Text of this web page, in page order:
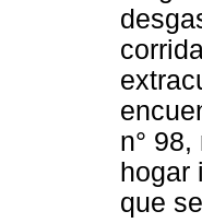
n°
hogar
que